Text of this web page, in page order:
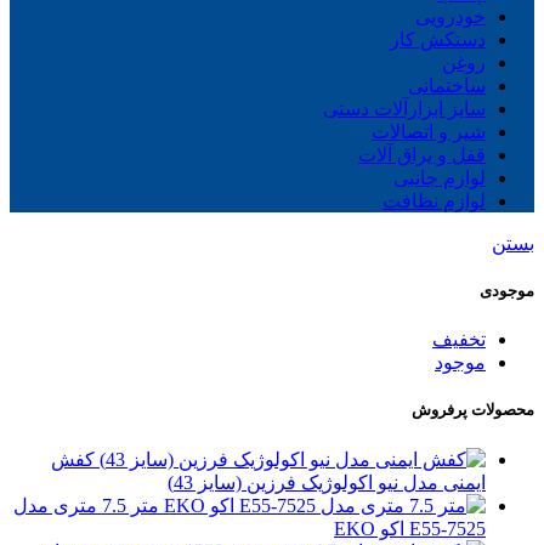
خودرویی
دستکش کار
روغن
ساختمانی
سایز ابزارآلات دستی
شیر و اتصالات
قفل و یراق آلات
لوازم جانبی
لوازم نظافت
بستن
موجودی
تخفیف
موجود
محصولات پرفروش
کفش
ایمنی مدل نیو اکولوژیک فرزین (سایز 43)
متر 7.5 متری مدل
E55-7525 اکو EKO